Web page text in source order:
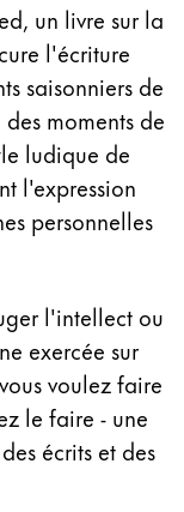
un livre sur la
l'écriture
saisonniers de
moments de
ludique de
l'expression
personnelles
l'intellect ou
exercée sur
voulez faire
le faire - une
écrits et des